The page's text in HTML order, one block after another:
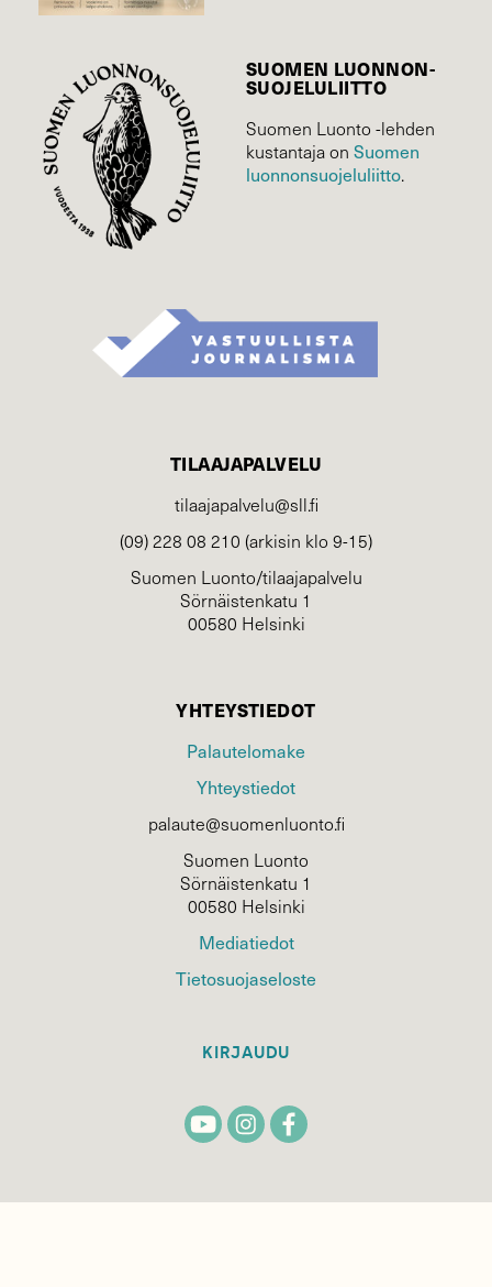
SUOMEN LUONNON­
SUOJELU­LIITTO
Suomen Luonto -lehden
kustantaja on Suomen
luonnonsuojelu­liitto.
TILAAJAPALVELU
tilaajapalvelu@sll.fi
(09) 228 08 210 (arkisin klo 9-15)
Suomen Luonto/tilaajapalvelu
Sörnäistenkatu 1
00580 Helsinki
YHTEYSTIEDOT
Palautelomake
Yhteystiedot
palaute@suomenluonto.fi
Suomen Luonto
Sörnäistenkatu 1
00580 Helsinki
Mediatiedot
Tietosuojaseloste
KIRJAUDU